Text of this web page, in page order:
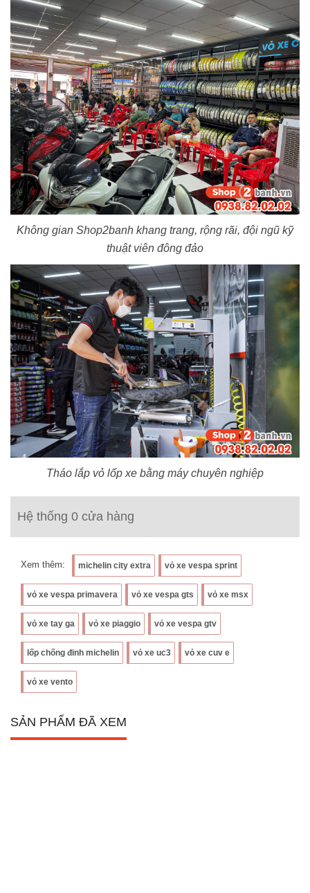
Không gian Shop2banh khang trang, rộng rãi, đội ngũ kỹ
thuật viên đông đảo
Tháo lắp vỏ lốp xe bằng máy chuyên nghiệp
Hệ thống 0 cửa hàng
Xem thêm: michelin city extra vỏ xe vespa sprint
vỏ xe vespa primavera vỏ xe vespa gts vỏ xe msx
vỏ xe tay ga vỏ xe piaggio vỏ xe vespa gtv
lốp chống đinh michelin vỏ xe uc3 vỏ xe cuv e
vỏ xe vento
SẢN PHẨM ĐÃ XEM